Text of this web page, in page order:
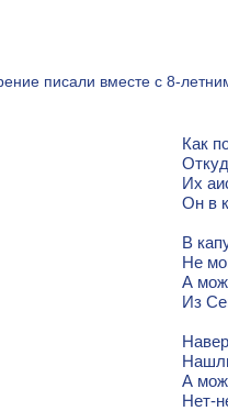
писали вместе с 8-
Как
Их
Он в
В
Не
А
Из
А
Нет-